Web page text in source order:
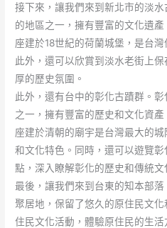
接下來，讓我們來到新北市的淡
的地區之一，擁有豐富的文化遺
座建於18世紀的荷蘭城堡，是台
此外，還可以欣賞到淡水老街上
厚的歷史氛圍。
此外，還有台中的彰化古蹟群。
之一，擁有豐富的歷史和文化資
座建於清朝的廟宇是台灣最大的
和文化特色。同時，還可以遊覽
點，深入瞭解彰化的歷史和傳統文
最後，讓我們來到台東的知本部
聚居地，保留了悠久的原住民文
住民文化活動，體驗原住民的生